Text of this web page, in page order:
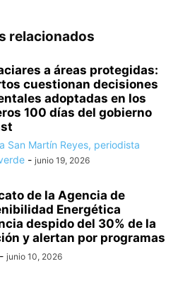
relacionados
a áreas protegidas:
cuestionan decisiones
adoptadas en los
100 días del gobierno
San Martín Reyes, periodista
- junio 19, 2026
de la Agencia de
Energética
despido del 30% de la
y alertan por programas
- junio 10, 2026